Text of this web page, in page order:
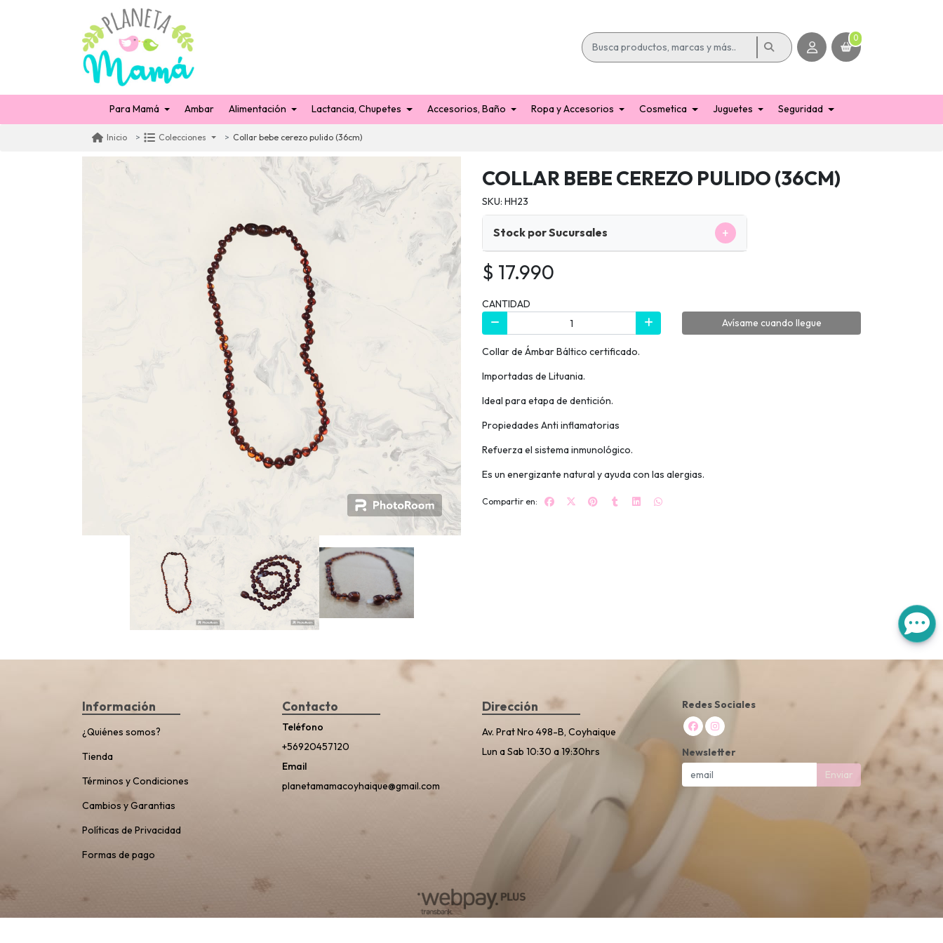
0
Para Mamá Ambar Alimentación Lactancia, Chupetes Accesorios, Baño Ropa y Accesorios Cosmetica Juguetes Seguridad
Inicio Colecciones Collar bebe cerezo pulido (36cm)
COLLAR BEBE CEREZO PULIDO (36CM)
SKU: HH23
Stock por Sucursales +
$ 17.990
CANTIDAD
Avísame cuando llegue
Collar de Ámbar Báltico certificado.
Importadas de Lituania.
Ideal para etapa de dentición.
Propiedades Anti inflamatorias
Refuerza el sistema inmunológico.
Es un energizante natural y ayuda con las alergias.
Compartir en:
Información
¿Quiénes somos?
Tienda
Términos y Condiciones
Cambios y Garantias
Políticas de Privacidad
Formas de pago
Contacto
Teléfono
+56920457120
Email
planetamamacoyhaique@gmail.com
Dirección
Av. Prat Nro 498-B, Coyhaique
Lun a Sab 10:30 a 19:30hrs
Redes Sociales
Newsletter
Enviar